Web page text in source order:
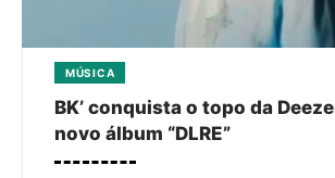
MÚSICA
BK’ conquista o topo da
novo álbum “DLRE”